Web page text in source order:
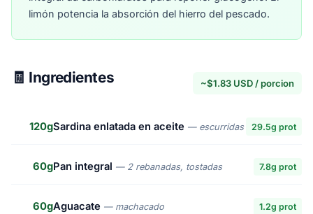
limón potencia la absorción del hierro del pescado.
🧾 Ingredientes ~$1.83 USD / porcion
120gSardina enlatada en aceite — escurridas 29.5g prot
60gPan integral — 2 rebanadas, tostadas 7.8g prot
60gAguacate — machacado 1.2g prot